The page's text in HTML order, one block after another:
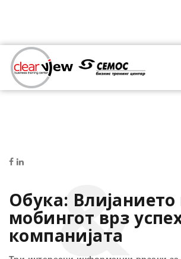
Обука: Влијанието
мобингот врз
компанијата